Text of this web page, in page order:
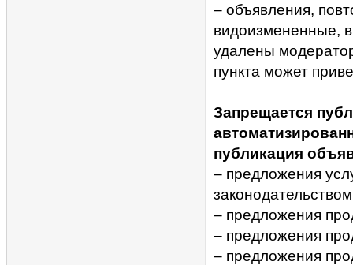
– объявления,
видоизмененные,
удалены
пункта может
Запрещается
публикация
– предложения
– предложения
– предложения
– предложения